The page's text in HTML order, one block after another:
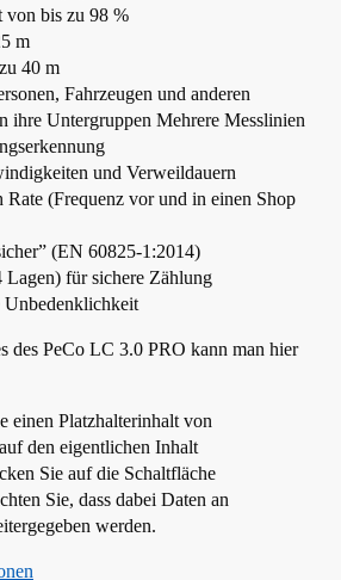
von bis zu 98 %
m
40 m
Fahrzeugen und anderen
ihre Untergruppen Mehrere Messlinien
und Verweildauern
(Frequenz vor und in einen Shop
(EN 60825-1:2014)
Lagen) für sichere Zählung
Unbedenklichkeit
des PeCo LC 3.0 PRO kann man hier
einen Platzhalterinhalt von
den eigentlichen Inhalt
Sie auf die Schaltfläche
Sie, dass dabei Daten an
werden.